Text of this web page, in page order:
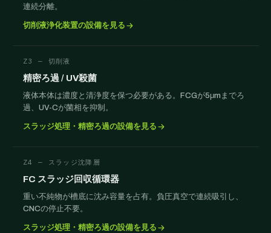
連続分離。
切削液浄化装置の設備を見る
Z3 — 切削液
精密ろ過 / UV殺菌
液体本体は濃度と清浄度を保つ必要がある。FCGが5μmまでろ
過、UV-Cが菌相を抑制。
スラッジ処理・精密ろ過の設備を見る
Z4 — スラッジ沈降層
FC スラッジ回収循環器
重い不純物が槽底に沈み容量を占有。負圧真空で連続吸引し、
CNCの停止不要。
スラッジ処理・精密ろ過の設備を見る